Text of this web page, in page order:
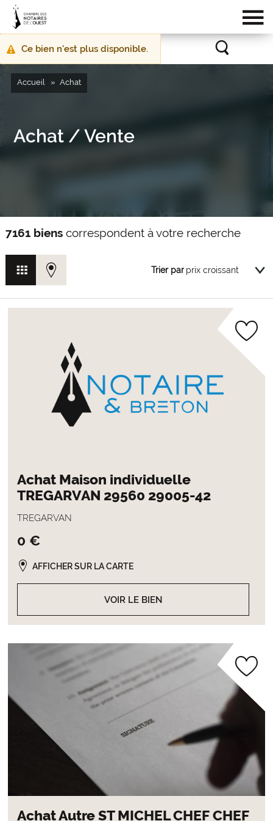
Message
d'avertissement
Ce bien n'est plus disponible.
Accueil Achat
Achat / Vente
7161 bienscorrespondent à votre recherche
Trier par
Achat Maison individuelle
TREGARVAN 29560 29005-42
TREGARVAN
0 €
VOIR LE BIEN
AFFICHER SUR LA CARTE
Achat Autre ST MICHEL CHEF CHEF